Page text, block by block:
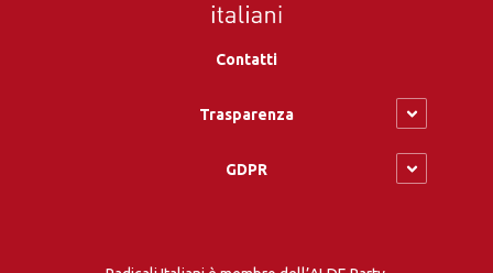
Contatti
Trasparenza
GDPR